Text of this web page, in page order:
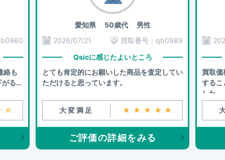
絡も
るこ
愛知県50歳代 男性
2026/07/21
買取番号： qb0989
Qsicに感じたよいところ
とても肯定的にお願いした商品を査定してい
ただけると思っています。
大変満足 ★★★★★
ご評価の詳細をみる
買取
するこ
した。